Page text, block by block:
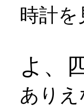
時計を
よ、
ありえ